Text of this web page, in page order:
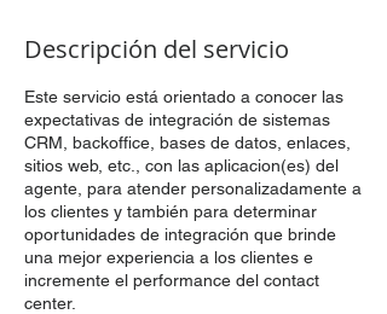
Descripción del servicio
Este servicio está orientado a conocer las
expectativas de integración de sistemas
CRM, backoffice, bases de datos, enlaces,
sitios web, etc., con las aplicacion(es) del
agente, para atender personalizadamente a
los clientes y también para determinar
oportunidades de integración que brinde
una mejor experiencia a los clientes e
incremente el performance del contact
center.